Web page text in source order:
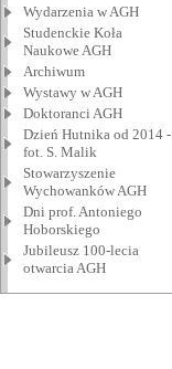
Wydarzenia w AGH
Studenckie Koła
Naukowe AGH
Archiwum
Wystawy w AGH
Doktoranci AGH
Dzień Hutnika od 2014 -
fot. S. Malik
Stowarzyszenie
Wychowanków AGH
Dni prof. Antoniego
Hoborskiego
Jubileusz 100-lecia
otwarcia AGH